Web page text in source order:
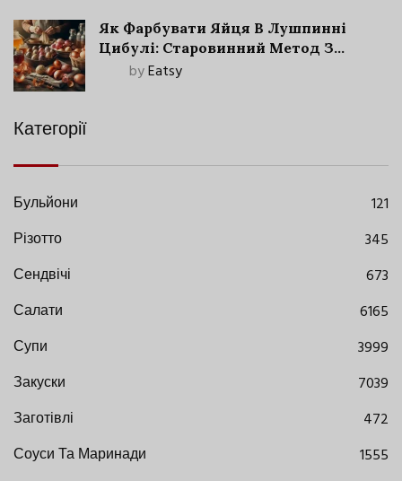
Як Фарбувати Яйця В Лушпинні
Цибулі: Старовинний Метод З
Сучасними Нюансами
byEatsy
Категорії
Бульйони
121
Різотто
345
Сендвічі
673
Салати
6165
Супи
3999
Закуски
7039
Заготівлі
472
Соуси Та Маринади
1555